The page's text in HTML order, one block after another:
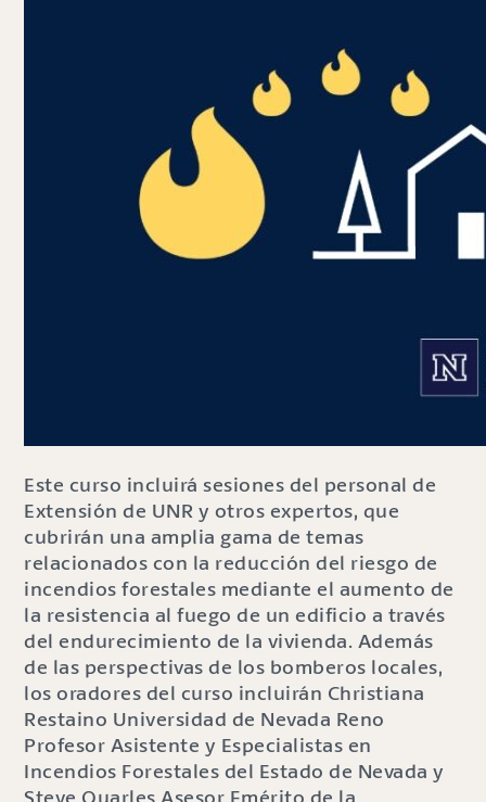
Este curso incluirá sesiones del personal de
Extensión de UNR y otros expertos, que
cubrirán una amplia gama de temas
relacionados con la reducción del riesgo de
incendios forestales mediante el aumento de
la resistencia al fuego de un edificio a través
del endurecimiento de la vivienda. Además
de las perspectivas de los bomberos locales,
los oradores del curso incluirán Christiana
Restaino Universidad de Nevada Reno
Profesor Asistente y Especialistas en
Incendios Forestales del Estado de Nevada y